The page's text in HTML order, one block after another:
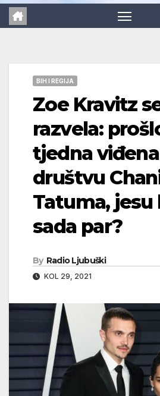
BIH I REGIJA
Zoe Kravitz
razvela:
tjedna
društvu
Tatuma, jesu
sada par?
By Radio Ljubuški
KOL 29, 2021